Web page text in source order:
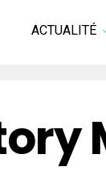
ACTUALITÉ